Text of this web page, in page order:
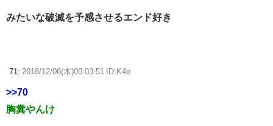
みたいな破滅を予感させるエンド好き
71: 2018/12/06(木)00:03:51 ID:K4e
>>70
胸糞やんけ